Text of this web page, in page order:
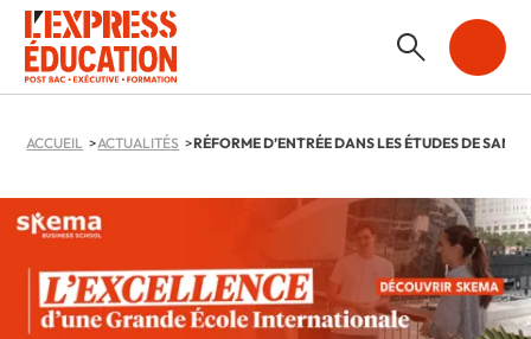
ACCUEIL ACTUALITÉS